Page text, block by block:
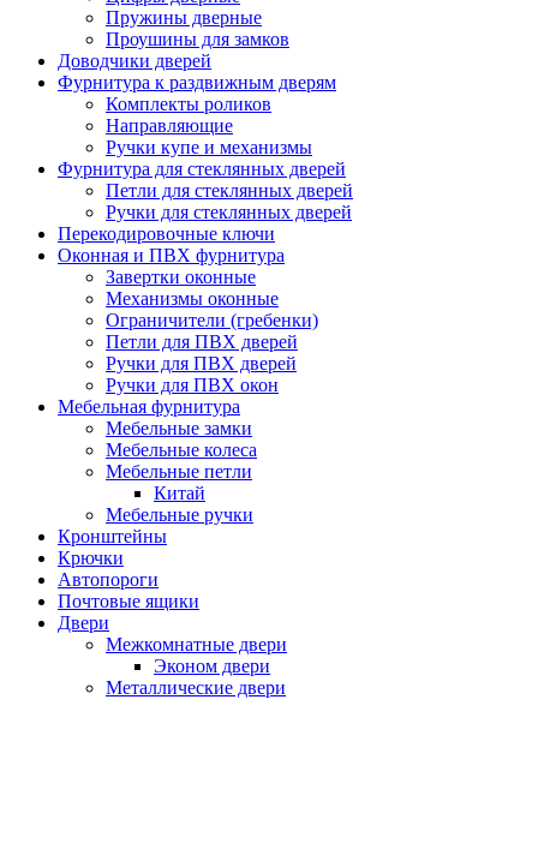
Пружины дверные
Проушины для замков
Доводчики дверей
Фурнитура к раздвижным дверям
Комплекты роликов
Направляющие
Ручки купе и механизмы
Фурнитура для стеклянных дверей
Петли для стеклянных дверей
Ручки для стеклянных дверей
Перекодировочные ключи
Оконная и ПВХ фурнитура
Завертки оконные
Механизмы оконные
Ограничители (гребенки)
Петли для ПВХ дверей
Ручки для ПВХ дверей
Ручки для ПВХ окон
Мебельная фурнитура
Мебельные замки
Мебельные колеса
Мебельные петли
Китай
Мебельные ручки
Кронштейны
Крючки
Автопороги
Почтовые ящики
Двери
Межкомнатные двери
Эконом двери
Металлические двери